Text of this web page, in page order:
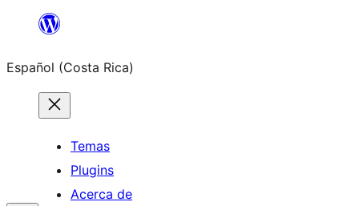
Saltar
contenido
Español (Costa Rica)
Temas
Plugins
Acerca de